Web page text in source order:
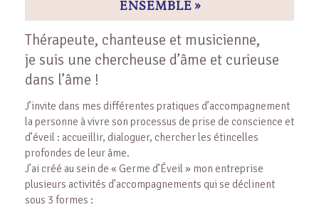
ENSEMBLE »
Thérapeute, chanteuse et musicienne,
je suis une chercheuse d’âme et curieuse
dans l’âme !
J’invite dans mes différentes pratiques d’accompagnement
la personne à vivre son processus de prise de conscience et
d’éveil : accueillir, dialoguer, chercher les étincelles
profondes de leur âme.
J’ai créé au sein de « Germe d’Éveil » mon entreprise
plusieurs activités d’accompagnements qui se déclinent
sous 3 formes :